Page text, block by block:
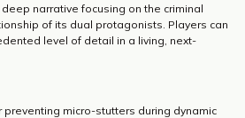
narrative focusing on the criminal
of its dual protagonists. Players can
level of detail in a living, next-
preventing micro-stutters during dynamic